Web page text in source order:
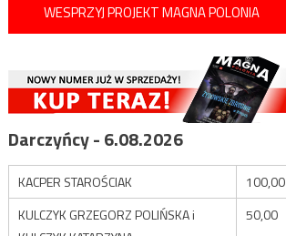
WESPRZYJ PROJEKT MAGNA POLONIA
Darczyńcy - 6.08.2026
KACPER STAROŚCIAK
100,00
KULCZYK GRZEGORZ POLIŃSKA i
50,00